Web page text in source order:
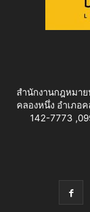
สำนักงานกฎหมา
คลองหนึ่ง อำเภอ
142-7773